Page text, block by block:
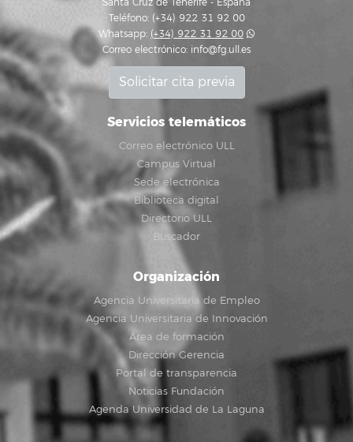
Santa Cruz de Tenerife - España
Teléfono: (+34) 922 31 92 00
Whatsapp: (+34) 922 31 92 00
Correo electrónico: info@fg.ull.es
Solicitar cita previa
Servicios telemáticos
Correo electrónico ULL
Campus Virtual
Sede electrónica
Biblioteca digital
Directorio ULL
Buscador
Organización
Agencia Universitaria de Empleo
Agencia Universitaria de Innovación
Área de formación
Dirección Gerencia
Portal de transparencia
Noticias Fundación
Agenda Universidad de La Laguna